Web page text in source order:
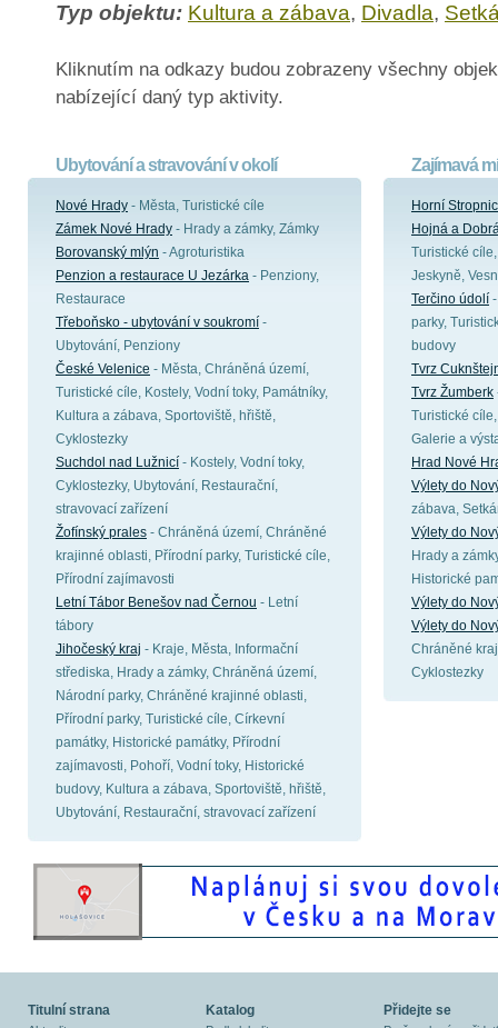
Typ objektu: Kultura a zábava, Divadla,
Kliknutím na odkazy budou zobrazeny všechny
nabízející daný typ aktivity.
Ubytování a stravování v okolí
Nové Hrady - Města, Turistické cíle
Zámek Nové Hrady - Hrady a zámky, Zámky
Borovanský mlýn - Agroturistika
Penzion a restaurace U Jezárka - Penziony,
Restaurace
Třeboňsko - ubytování v soukromí -
Ubytování, Penziony
České Velenice - Města, Chráněná území,
Turistické cíle, Kostely, Vodní toky, Památníky,
Kultura a zábava, Sportoviště, hřiště,
Cyklostezky
Suchdol nad Lužnicí - Kostely, Vodní toky,
Cyklostezky, Ubytování, Restaurační,
stravovací zařízení
Žofínský prales - Chráněná území, Chráněné
krajinné oblasti, Přírodní parky, Turistické cíle,
Přírodní zajímavosti
Letní Tábor Benešov nad Černou - Letní
tábory
Jihočeský kraj - Kraje, Města, Informační
střediska, Hrady a zámky, Chráněná území,
Národní parky, Chráněné krajinné oblasti,
Přírodní parky, Turistické cíle, Církevní
památky, Historické památky, Přírodní
zajímavosti, Pohoří, Vodní toky, Historické
budovy, Kultura a zábava, Sportoviště, hřiště,
Ubytování, Restaurační, stravovací zařízení
Zajímavá
Horní
Hojná a
Turistické
Jeskyně,
Terčino údolí
parky,
budovy
Tvrz
Tvrz Žumberk
Turistické
Galerie a
Hrad Nové
Výlety do
zábava,
Výlety do
Hrady a
Historické
Výlety do
Výlety do
Chráněné
Cyklostezky
Titulní strana Katalog Přidejte se